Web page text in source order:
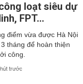
loạt siêu dự
FPT...
điểm vừa được Hà Nội
tháng để hoàn thiện
công.
trước